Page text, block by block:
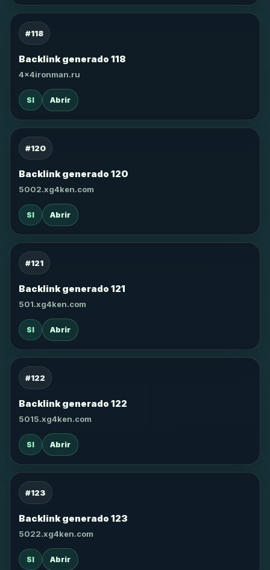
#118
Backlink generado 118
4x4ironman.ru
SI Abrir
#120
Backlink generado 120
5002.xg4ken.com
SI Abrir
#121
Backlink generado 121
501.xg4ken.com
SI Abrir
#122
Backlink generado 122
5015.xg4ken.com
SI Abrir
#123
Backlink generado 123
5022.xg4ken.com
SI Abrir